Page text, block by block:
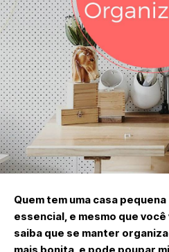
Quem tem uma casa
essencial, e mesmo que você
saiba que se manter